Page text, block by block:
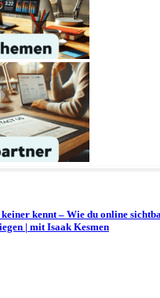
kennt – Wie du online
| mit Isaak Kesmen